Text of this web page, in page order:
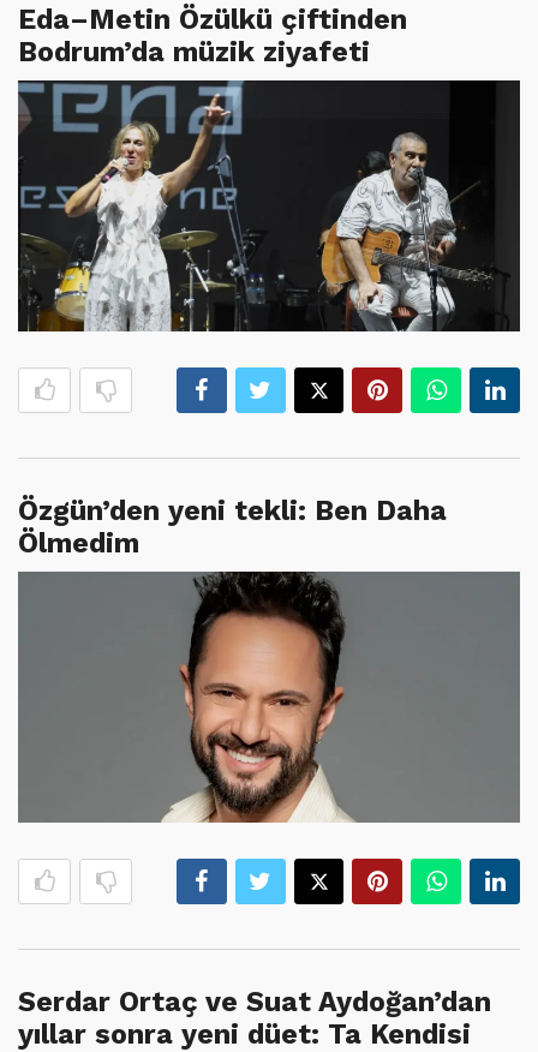
Eda–Metin Özülkü çiftinden
Bodrum’da müzik ziyafeti
Özgün’den yeni tekli: Ben Daha
Ölmedim
Serdar Ortaç ve Suat Aydoğan’dan
yıllar sonra yeni düet: Ta Kendisi